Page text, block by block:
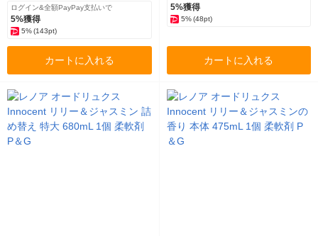
ログイン&全額PayPay支払いで
5%獲得
5%(143pt)
カートに入れる
5%獲得
5% (48pt)
カートに入れる